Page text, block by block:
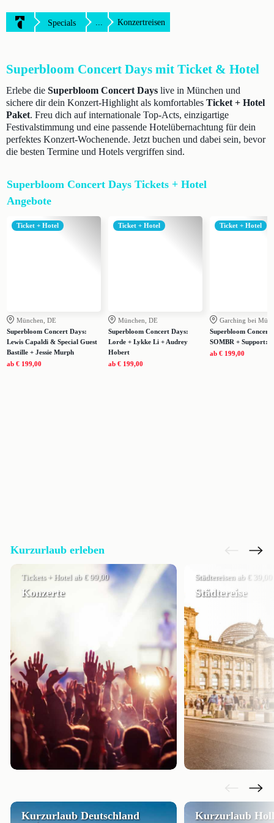
Specials ... Konzertreisen
Superbloom Concert Days mit Ticket & Hotel
Erlebe die Superbloom Concert Days live in München und
sichere dir dein Konzert-Highlight als komfortables Ticket + Hotel
Paket. Freu dich auf internationale Top-Acts, einzigartige
Festivalstimmung und eine passende Hotelübernachtung für dein
perfektes Konzert-Wochenende. Jetzt buchen und dabei sein, bevor
die besten Termine und Hotels vergriffen sind.
Superbloom Concert Days Tickets + Hotel
Angebote
Ticket + Hotel
München, DE
Superbloom Concert Days:
Lewis Capaldi & Special Guest
Bastille + Jessie Murph
ab € 199,00
Ticket + Hotel
München, DE
Superbloom Concert Days:
Lorde + Lykke Li + Audrey
Hobert
ab € 199,00
Ticket + Hotel
Garching bei
Superbloom Concert
SOMBR + Support:
ab € 199,00
Kurzurlaub erleben
Tickets + Hotel ab € 99,00
Konzerte
Städtereisen ab € 39,00
Städtereise
Kurzurlaub Deutschland Kurzurlaub